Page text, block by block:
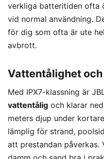
verkliga batteritiden ofta
vid normal användning.
för dig som ofta är ute
avbrott.
Vattentålighet
Med IPX7-klassning är
vattentålig och klarar
meters djup under
lämplig för strand,
att prestandan påverkas.